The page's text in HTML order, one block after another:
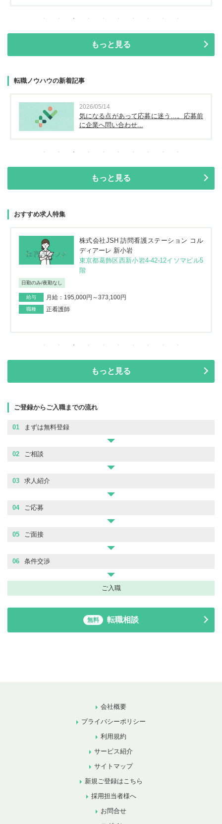
もっと見る
転職ノウハウの新着記事
2026/05/14
気になる点があって応募に迷う…。応募前
に企業へ問い合わせ...
もっと見る
おすすめ求人特集
株式会社JSH 訪問看護ステーション コル
ディアーレ 新小岩
東京都葛飾区西新小岩4-42-12イソマビル5
階
日勤のみ/夜勤なし
給与 月給：195,000円～373,100円
職種 正看護師
もっと見る
ご登録からご入職までの流れ
01 まずは無料登録
02 ご相談
03 求人紹介
04 ご応募
05 ご面接
06 条件交渉
ご入職
無料 転職相談
会社概要
プライバシーポリシー
利用規約
サービス紹介
サイトマップ
新規ご登録はこちら
採用担当者様へ
お問合せ